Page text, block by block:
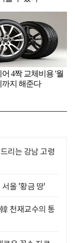
리는 강남 고령
울 '황금 땅'
천재교수의 통